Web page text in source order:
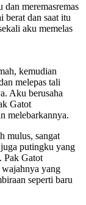
meremasremas
berat dan saat itu
aku memelas
kemudian
melepas tali
Aku berusaha
Gatot
melebarkannya.
mulus, sangat
putingku yang
Pak Gatot
wajahnya yang
seperti baru